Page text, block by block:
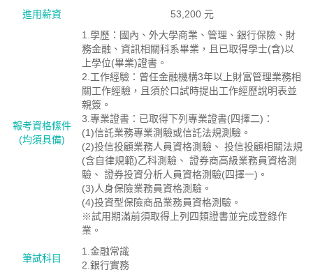
進用薪資
53,200 元
報考資格絛件
(均須具備)
1.學歷：國內、外大學商業、管理、銀行保險、財
務金融、資訊相關科系畢業，且已取得學士(含)以
上學位(畢業)證書。
2.工作經驗：曾任金融機構3年以上財富管理業務相
關工作經驗，且須於口試時提出工作經歷說明表並
親簽。
3.專業證書：已取得下列專業證書(四擇二)：
(1)信託業務專業測驗或信託法規測驗。
(2)投信投顧業務人員資格測驗、 投信投顧相關法規
(含自律規範)乙科測驗、 證券商高級業務員資格測
驗、 證券投資分析人員資格測驗(四擇一)。
(3)人身保險業務員資格測驗。
(4)投資型保險商品業務員資格測驗。
※試用期滿前須取得上列四類證書並完成登錄作
業。
筆試科目
1.金融常識
2.銀行實務